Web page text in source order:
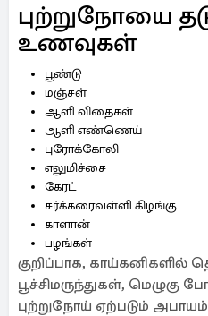
புற்றுநோயை
உணவுகள்
பூண்டு
மஞ்சள்
ஆளி விதைகள்
ஆளி எண்ணெய்
புரோக்கோலி
எலுமிச்சை
கேரட்
சர்க்கரைவள்ளி கிழங்கு
காளான்
பழங்கள்
குறிப்பாக, காய்கனிகளில்
பூச்சிமருந்துகள், மெழுகு
புற்றுநோய் ஏற்படும்